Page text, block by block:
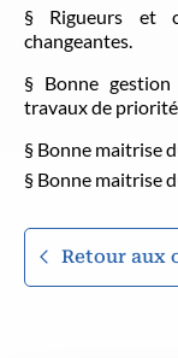
§ Rigueurs et
changeantes.
§ Bonne
travaux de
§ Bonne maitrise
§ Bonne maitrise
Retour aux